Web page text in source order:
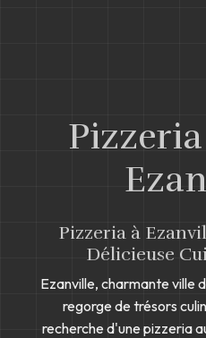
Pizzeria à
Délicieuse
Ezanville, charmante ville
regorge de trésors
recherche d'une pizzeria